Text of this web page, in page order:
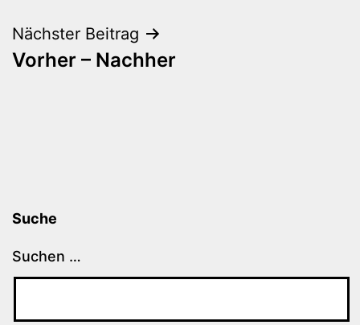
Nächster Beitrag
Vorher – Nachher
Suche
Suchen …